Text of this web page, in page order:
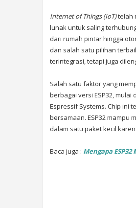
Internet of Things (IoT)telah
lunak untuk saling
dari rumah pintar hingga
dan salah satu pilihan
terintegrasi, tetapi juga
Salah satu faktor yang
berbagai versi ESP32, mulai
Espressif Systems. Chip ini
bersamaan. ESP32 mampu
dalam satu paket kecil
Baca juga : Mengapa